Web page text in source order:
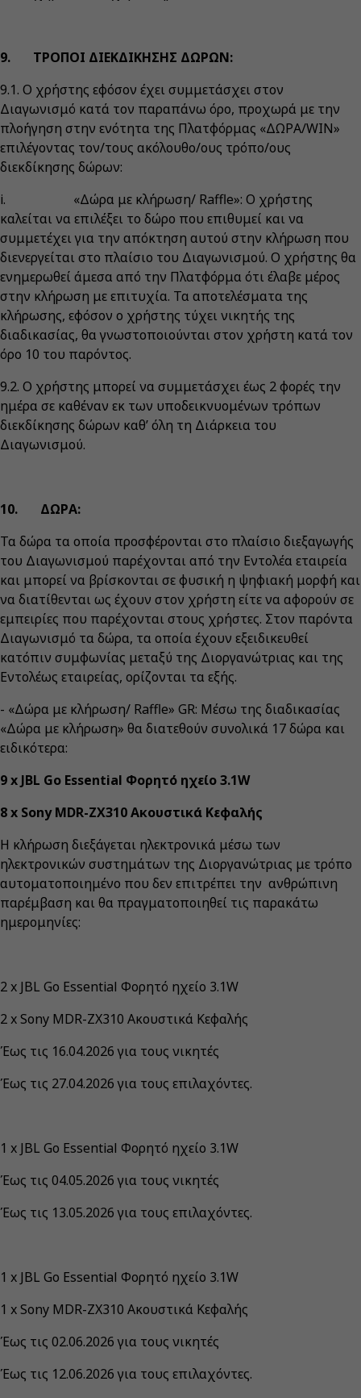
9. ΤΡΟΠΟΙ ΔΙΕΚΔΙΚΗΣΗΣ ΔΩΡΩΝ:
9.1. Ο χρήστης εφόσον έχει συμμετάσχει στον
Διαγωνισμό κατά τον παραπάνω όρο, προχωρά με την
πλοήγηση στην ενότητα της Πλατφόρμας «ΔΩΡΑ/WIN»
επιλέγοντας τον/τους ακόλουθο/ους τρόπο/ους
διεκδίκησης δώρων:
i. «Δώρα με κλήρωση/ Raffle»: Ο χρήστης
καλείται να επιλέξει το δώρο που επιθυμεί και να
συμμετέχει για την απόκτηση αυτού στην κλήρωση που
διενεργείται στο πλαίσιο του Διαγωνισμού. Ο χρήστης θα
ενημερωθεί άμεσα από την Πλατφόρμα ότι έλαβε μέρος
στην κλήρωση με επιτυχία. Τα αποτελέσματα της
κλήρωσης, εφόσον ο χρήστης τύχει νικητής της
διαδικασίας, θα γνωστοποιούνται στον χρήστη κατά τον
όρο 10 του παρόντος.
9.2. Ο χρήστης μπορεί να συμμετάσχει έως 2 φορές την
ημέρα σε καθέναν εκ των υποδεικνυομένων τρόπων
διεκδίκησης δώρων καθ’ όλη τη Διάρκεια του
Διαγωνισμού.
10. ΔΩΡΑ:
Τα δώρα τα οποία προσφέρονται στο πλαίσιο διεξαγωγής
του Διαγωνισμού παρέχονται από την Εντολέα εταιρεία
και μπορεί να βρίσκονται σε φυσική η ψηφιακή μορφή και
να διατίθενται ως έχουν στον χρήστη είτε να αφορούν σε
εμπειρίες που παρέχονται στους χρήστες. Στον παρόντα
Διαγωνισμό τα δώρα, τα οποία έχουν εξειδικευθεί
κατόπιν συμφωνίας μεταξύ της Διοργανώτριας και της
Εντολέως εταιρείας, ορίζονται τα εξής.
- «Δώρα με κλήρωση/ Raffle» GR: Μέσω της διαδικασίας
«Δώρα με κλήρωση» θα διατεθούν συνολικά 17 δώρα και
ειδικότερα:
9 x JBL Go Essential Φορητό ηχείο 3.1W
8 x Sony MDR-ZX310 Ακουστικά Κεφαλής
Η κλήρωση διεξάγεται ηλεκτρονικά μέσω των
ηλεκτρονικών συστημάτων της Διοργανώτριας με τρόπο
αυτοματοποιημένο που δεν επιτρέπει την ανθρώπινη
παρέμβαση και θα πραγματοποιηθεί τις παρακάτω
ημερομηνίες:
2 x JBL Go Essential Φορητό ηχείο 3.1W
2 x Sony MDR-ZX310 Ακουστικά Κεφαλής
Έως τις 16.04.2026 για τους νικητές
Έως τις 27.04.2026 για τους επιλαχόντες.
1 x JBL Go Essential Φορητό ηχείο 3.1W
Έως τις 04.05.2026 για τους νικητές
Έως τις 13.05.2026 για τους επιλαχόντες.
1 x JBL Go Essential Φορητό ηχείο 3.1W
1 x Sony MDR-ZX310 Ακουστικά Κεφαλής
Έως τις 02.06.2026 για τους νικητές
Έως τις 12.06.2026 για τους επιλαχόντες.